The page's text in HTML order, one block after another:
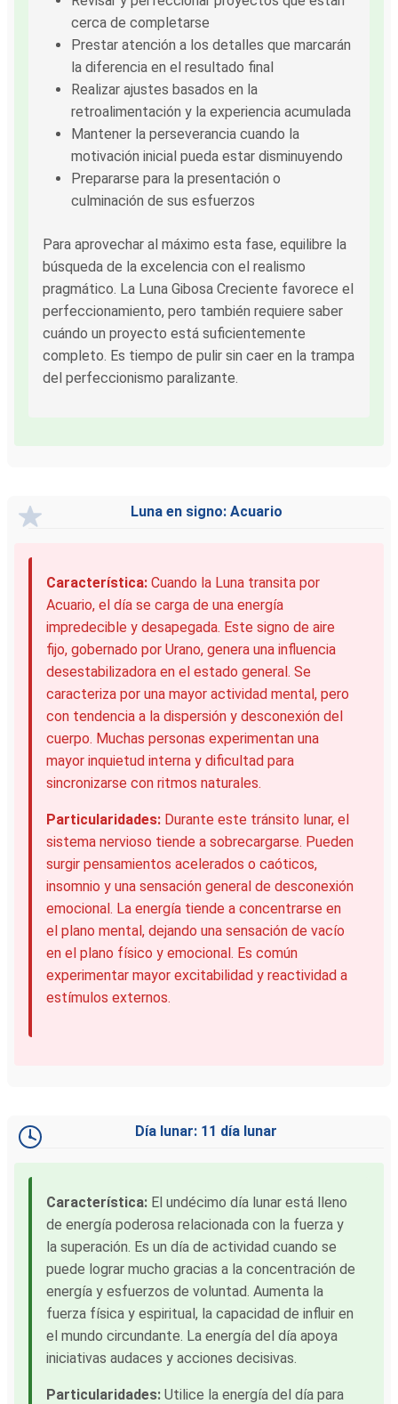
cerca de completarse
Prestar atención a los detalles que marcarán
la diferencia en el resultado final
Realizar ajustes basados en la
retroalimentación y la experiencia acumulada
Mantener la perseverancia cuando la
motivación inicial pueda estar disminuyendo
Prepararse para la presentación o
culminación de sus esfuerzos
Para aprovechar al máximo esta fase, equilibre la
búsqueda de la excelencia con el realismo
pragmático. La Luna Gibosa Creciente favorece el
perfeccionamiento, pero también requiere saber
cuándo un proyecto está suficientemente
completo. Es tiempo de pulir sin caer en la trampa
del perfeccionismo paralizante.
Luna en signo: Acuario
Característica: Cuando la Luna transita por
Acuario, el día se carga de una energía
impredecible y desapegada. Este signo de aire
fijo, gobernado por Urano, genera una influencia
desestabilizadora en el estado general. Se
caracteriza por una mayor actividad mental, pero
con tendencia a la dispersión y desconexión del
cuerpo. Muchas personas experimentan una
mayor inquietud interna y dificultad para
sincronizarse con ritmos naturales.
Particularidades: Durante este tránsito lunar, el
sistema nervioso tiende a sobrecargarse. Pueden
surgir pensamientos acelerados o caóticos,
insomnio y una sensación general de desconexión
emocional. La energía tiende a concentrarse en
el plano mental, dejando una sensación de vacío
en el plano físico y emocional. Es común
experimentar mayor excitabilidad y reactividad a
estímulos externos.
Día lunar: 11 día lunar
Característica: El undécimo día lunar está lleno
de energía poderosa relacionada con la fuerza y
la superación. Es un día de actividad cuando se
puede lograr mucho gracias a la concentración de
energía y esfuerzos de voluntad. Aumenta la
fuerza física y espiritual, la capacidad de influir en
el mundo circundante. La energía del día apoya
iniciativas audaces y acciones decisivas.
Particularidades: Utilice la energía del día para